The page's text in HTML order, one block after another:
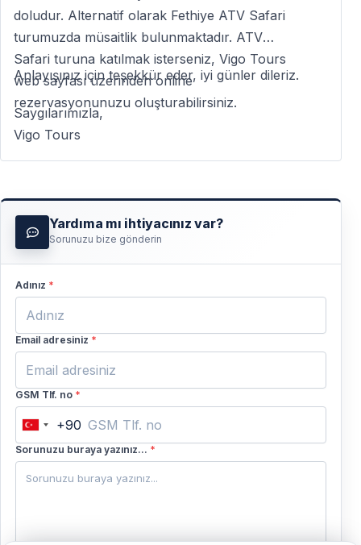
doludur. Alternatif olarak Fethiye ATV Safari
turumuzda müsaitlik bulunmaktadır. ATV
Safari turuna katılmak isterseniz, Vigo Tours
web sayfası üzerinden online
rezervasyonunuzu oluşturabilirsiniz.
Anlayışınız için teşekkür eder, iyi günler dileriz.
Saygılarımızla,
Vigo Tours
Yardıma mı ihtiyacınız var?
Sorunuzu bize gönderin
Adınız *
Email adresiniz *
GSM Tlf. no *
Turkey
+90
+90
Sorunuzu buraya yazınız... *